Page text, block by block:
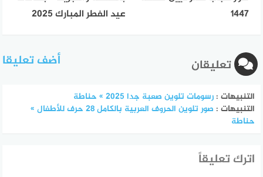
1447
عيد الفطر المبارك 2025
تعليقان أضف تعليقا
التنبيهات :رسومات تلوين صعبة جدا 2025 » حناطة
التنبيهات :
صور تلوين الحروف العربية بالكامل 28 حرف للأطفال »
حناطة
اترك تعليقاً